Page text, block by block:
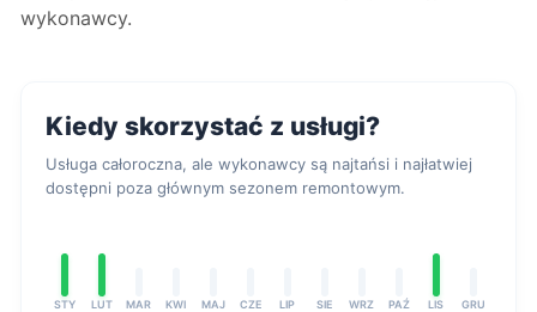
wykonawcy.
Kiedy skorzystać z usługi?
Usługa całoroczna, ale wykonawcy są najtańsi i najłatwiej
dostępni poza głównym sezonem remontowym.
STY LUT MAR KWI MAJ CZE LIP SIE WRZ PAŹ LIS GRU